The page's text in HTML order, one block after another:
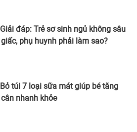
Giải đáp: Trẻ sơ sinh ngủ không sâu
giấc, phụ huynh phải làm sao?
Bỏ túi 7 loại sữa mát giúp bé tăng
cân nhanh khỏe